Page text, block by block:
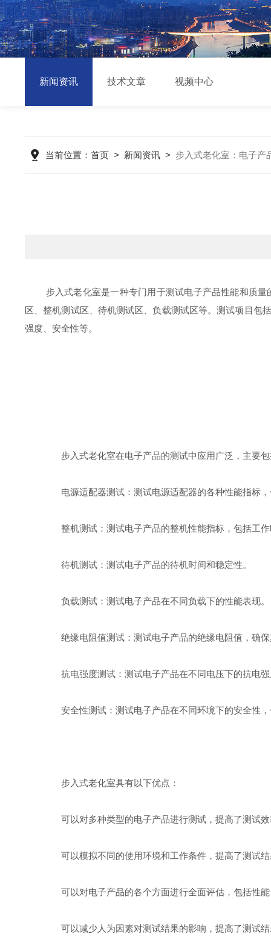
新闻资讯 技术文章 视频中心
当前位置： 首页> 新闻资讯> 步入式老化室：电子产
步入式老化室是一种专门用于测试电子产品性能和质量
区、整机测试区、待机测试区、负载测试区等。测试项目包
强度、安全性等。
步入式老化室在电子产品的测试中应用广泛，主要包
电源适配器测试：测试电源适配器的各种性能指标，
整机测试：测试电子产品的整机性能指标，包括工作
待机测试：测试电子产品的待机时间和稳定性。
负载测试：测试电子产品在不同负载下的性能表现。
绝缘电阻值测试：测试电子产品的绝缘电阻值，确保
抗电强度测试：测试电子产品在不同电压下的抗电强
安全性测试：测试电子产品在不同环境下的安全性，
步入式老化室具有以下优点：
可以对多种类型的电子产品进行测试，提高了测试效
可以模拟不同的使用环境和工作条件，提高了测试结
可以对电子产品的各个方面进行全面评估，包括性能
可以减少人为因素对测试结果的影响，提高了测试结